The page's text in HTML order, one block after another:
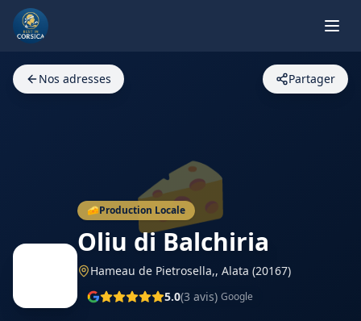
🧀
Nos adresses Partager
🧀Production Locale
Oliu di Balchiria
Hameau de Pietrosella,, Alata (20167)
5.0(3 avis) Google